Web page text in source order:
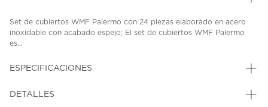
Set de cubiertos WMF Palermo con 24 piezas elaborado en acero
inoxidable con acabado espejo; El set de cubiertos WMF Palermo
es...
ESPECIFICACIONES
DETALLES